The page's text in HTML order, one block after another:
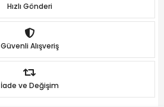
Hızlı Gönderi
Güvenli Alışveriş
İade ve Değişim